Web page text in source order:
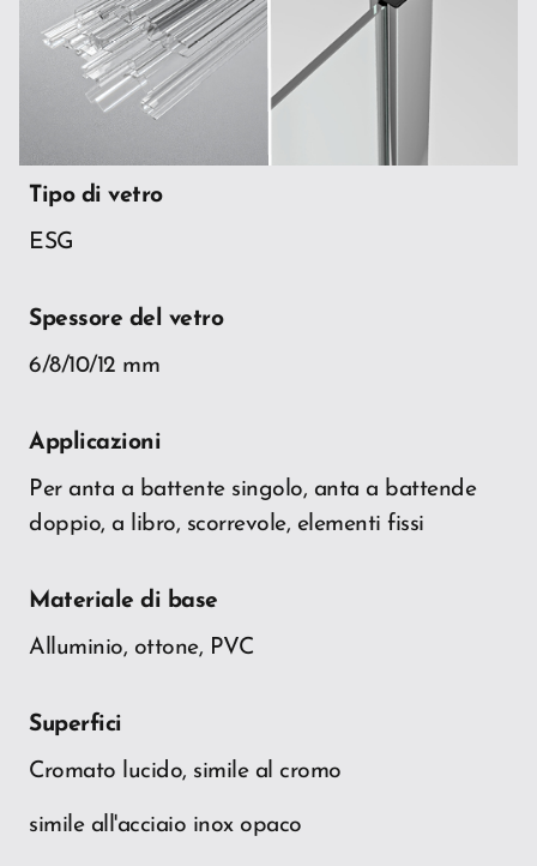
Tipo di vetro
ESG
Spessore del vetro
6/8/10/12 mm
Applicazioni
Per anta a battente singolo, anta a battende
doppio, a libro, scorrevole, elementi fissi
Materiale di base
Alluminio, ottone, PVC
Superfici
Cromato lucido, simile al cromo
simile all'acciaio inox opaco